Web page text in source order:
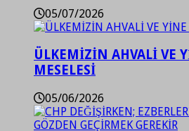
05/07/2026
ÜLKEMİZİN AHVALİ VE
MESELESİ
05/06/2026